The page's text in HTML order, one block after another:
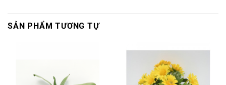
SẢN PHẨM TƯƠNG TỰ